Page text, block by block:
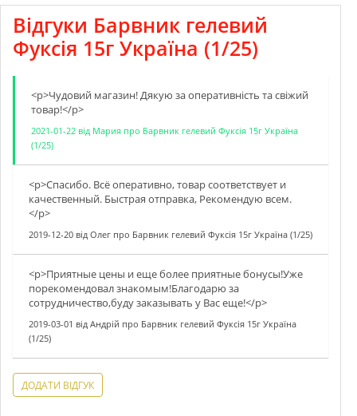
Відгуки Барвник гелевий
Фуксія 15г Україна (1/25)
<p>Чудовий магазин! Дякую за оперативнiсть та свiжий
товар!</p>
2021-01-22 від Мария про Барвник гелевий Фуксія 15г Україна
(1/25)
<p>Спасибо. Всё оперативно, товар соответствует и
качественный. Быстрая отправка, Рекомендую всем.
</p>
2019-12-20 від Олег про Барвник гелевий Фуксія 15г Україна (1/25)
<p>Приятные цены и еще более приятные бонусы!Уже
порекомендовал знакомым!Благодарю за
сотрудничество,буду заказывать у Вас еще!</p>
2019-03-01 від Андрій про Барвник гелевий Фуксія 15г Україна
(1/25)
ДОДАТИ ВІДГУК